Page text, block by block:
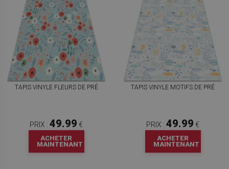
TAPIS VINYLE FLEURS DE PRÉ
PRIX : 49.99 €
ACHETER
MAINTENANT
TAPIS VINYLE MOTIFS DE PRÉ
PRIX : 49.99 €
ACHETER
MAINTENANT